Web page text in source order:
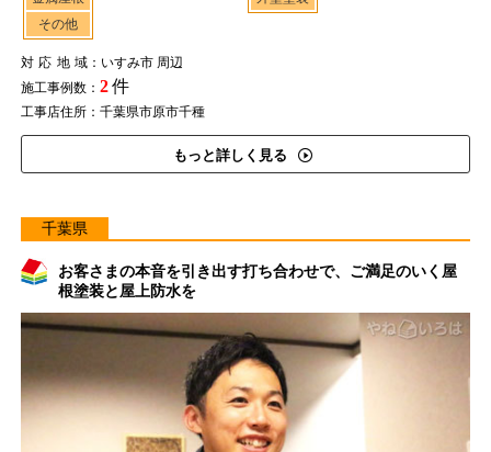
その他
対応地域：いすみ市 周辺
施工事例数： 2件
工事店住所：千葉県市原市千種
もっと詳しく見る
千葉県
お客さまの本音を引き出す打ち合わせで、ご満足のいく屋
根塗装と屋上防水を